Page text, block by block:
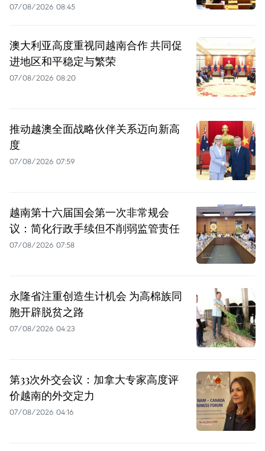
07/08/2026 08:45
澳大利亚高度重视同越南合作 共同促
进地区和平稳定与繁荣
07/08/2026 08:20
推动越澳全面战略伙伴关系迈向新高
度
07/08/2026 07:59
越南第十六届国会第一次非常规会
议：简化行政手续但不削弱监管责任
07/08/2026 07:58
永隆省注重创造生计机会 为高棉族同
胞开辟脱贫之路
07/08/2026 04:23
第33次外交会议：加拿大专家高度评
价越南的外交定力
07/08/2026 04:16